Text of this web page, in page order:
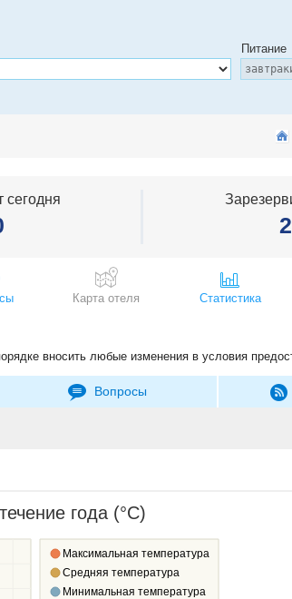
BADAMDAR HOTEL&RESIDENCE 4*
Питание
сегодня
2
Карта отеля Статистика
вносить любые изменения в условия
Вопросы
года (°C)
Максимальная температура
Средняя температура
Минимальная температура